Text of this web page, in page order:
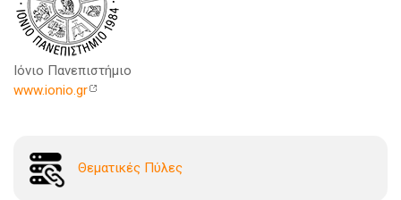
Ιόνιο Πανεπιστήμιο
www.ionio.gr
Θεματικές Πύλες